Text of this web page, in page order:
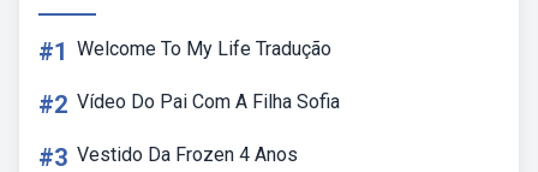
#1 Welcome To My Life Tradução
#2 Vídeo Do Pai Com A Filha Sofia
#3 Vestido Da Frozen 4 Anos